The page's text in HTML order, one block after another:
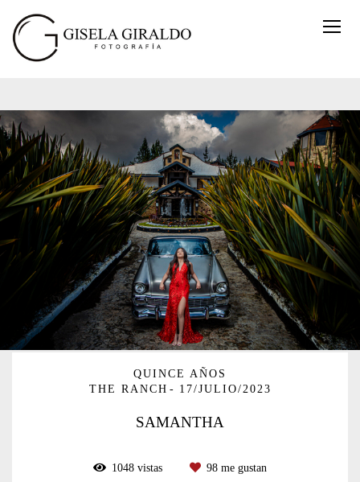
QUINCE AÑOS
THE RANCH
17/JULIO/2023
SAMANTHA
1048 vistas 98 me gustan